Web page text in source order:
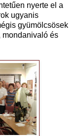
nyerte el a
ugyanis
gyümölcsösek
mondanivaló és